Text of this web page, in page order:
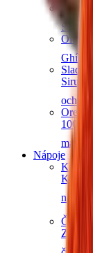
Oleje a
Ghí
Sirupy
100%
maslá
Nápoje
Káva
Káva
na
Čaje
Zelené